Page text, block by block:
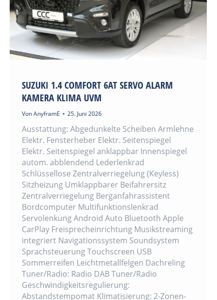
SUZUKI 1.4 COMFORT 6AT SERVO ALARM
KAMERA KLIMA UVM
VonAnyframE 25. Juni 2026
Ausstattung: Abgedunkelte Scheiben Armlehne
Elektr. Fensterheber Elektr. Seitenspiegel
Elektr. Seitenspiegel anklappbar Innenspiegel
autom. abblendend Lederlenkrad
Schlüssellose Zentralverriegelung (Keyless)
Sitzheizung Umklappbarer Beifahrersitz
Zentralverriegelung Berganfahrassistent
Bordcomputer Multifunktionslenkrad
Servolenkung Android Auto Bluetooth Apple
CarPlay Freisprecheinrichtung Musikstreaming
integriert Navigationssystem Soundsystem
Sprachsteuerung Touchscreen USB
Sommerreifen Leichtmetallfelgen Dachreling
Tuner/Radio: Radio DAB Tuner/Radio
Geschwindigkeitsregulierung:
Abstandstempomat Klimatisierung: 2-Zonen-